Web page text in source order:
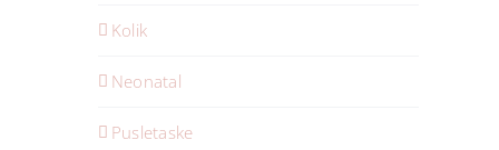
Kolik
Neonatal
Pusletaske